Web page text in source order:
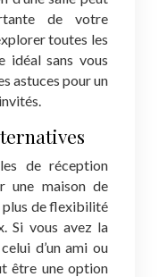
de votre
toutes les
idéal sans vous
astuces pour un
de réception
une maison de
plus de flexibilité
Si vous avez la
d’un ami ou
être une option